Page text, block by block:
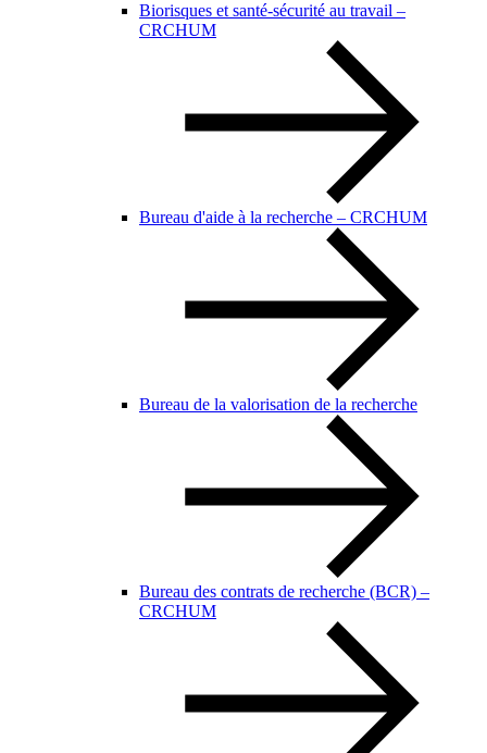
Biorisques et santé-sécurité au travail –
CRCHUM
Bureau d'aide à la recherche – CRCHUM
Bureau de la valorisation de la recherche
Bureau des contrats de recherche (BCR) –
CRCHUM